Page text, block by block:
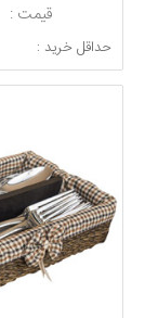
قیمت :
حداقل خرید :